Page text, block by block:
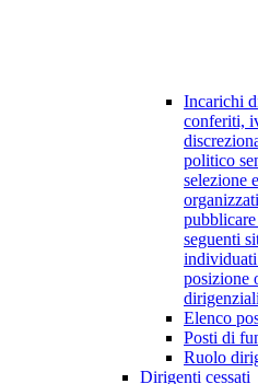
Incarichi
conferiti,
politico
selezione
seguenti
posizione
Elenco
Posti di
Ruolo
Dirigenti cessati